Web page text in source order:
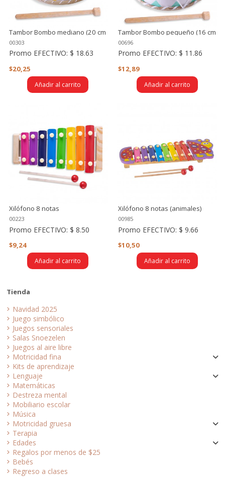
Tambor Bombo mediano (20 cm
diámetro)
00303
Promo EFECTIVO: $ 18.63
$20,25
Añadir al carrito
Tambor Bombo pequeño (16 cm
diámetro)
00696
Promo EFECTIVO:$ 11.86
$12,89
Añadir al carrito
Xilófono 8 notas
00223
Promo EFECTIVO: $ 8.50
$9,24
Añadir al carrito
Xilófono 8 notas (animales)
00985
Promo EFECTIVO:$ 9.66
$10,50
Añadir al carrito
Tienda
Navidad 2025
Juego simbólico
Juegos sensoriales
Salas Snoezelen
Juegos al aire libre
Motricidad fina
Kits de aprendizaje
Lenguaje
Matemáticas
Destreza mental
Mobiliario escolar
Música
Motricidad gruesa
Terapia
Edades
Regalos por menos de $25
Bebés
Regreso a clases